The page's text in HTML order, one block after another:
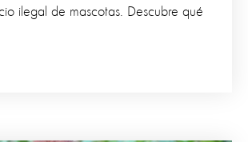
ilegal de mascotas. Descubre qué